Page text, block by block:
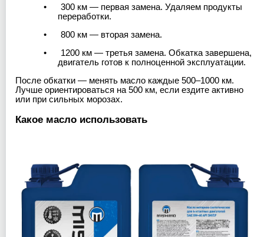
•
300 км — первая замена. Удаляем продукты
переработки.
•
800 км — вторая замена.
•
1200 км — третья замена. Обкатка завершена,
двигатель готов к полноценной эксплуатации.
После обкатки — менять масло каждые 500–1000 км.
Лучше ориентироваться на 500 км, если ездите активно
или при сильных морозах.
Какое масло использовать